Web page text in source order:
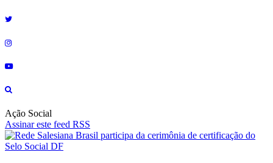
Ação Social
Assinar este feed RSS